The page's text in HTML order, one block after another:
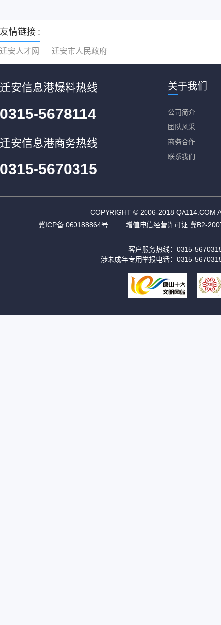
友情链接 :
迁安人才网 迁安市人民政府
迁安信息港爆料热线
0315-5678114
迁安信息港商务热线
0315-5670315
关于我们
公司简介
团队风采
商务合作
联系我们
COPYRIGHT © 2006-2018 QA114.COM
冀ICP备 060188864号
增值电信经营许可证 冀B2-
客户服务热线：0315-
涉未成年专用举报电话：0315-